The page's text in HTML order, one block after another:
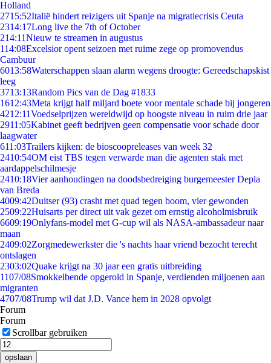
Holland
2715:52Italië hindert reizigers uit Spanje na migratiecrisis Ceuta
2314:17Long live the 7th of October
214:11Nieuw te streamen in augustus
114:08Excelsior opent seizoen met ruime zege op promovendus
Cambuur
6013:58Waterschappen slaan alarm wegens droogte: Gereedschapskist
leeg
3713:13Random Pics van de Dag #1833
1612:43Meta krijgt half miljard boete voor mentale schade bij jongeren
4212:11Voedselprijzen wereldwijd op hoogste niveau in ruim drie jaar
2911:05Kabinet geeft bedrijven geen compensatie voor schade door
laagwater
611:03Trailers kijken: de bioscoopreleases van week 32
2410:54OM eist TBS tegen verwarde man die agenten stak met
aardappelschilmesje
2410:18Vier aanhoudingen na doodsbedreiging burgemeester Depla
van Breda
4009:42Duitser (93) crasht met quad tegen boom, vier gewonden
2509:22Huisarts per direct uit vak gezet om ernstig alcoholmisbruik
6609:19Onlyfans-model met G-cup wil als NASA-ambassadeur naar
maan
2409:02Zorgmedewerkster die 's nachts haar vriend bezocht terecht
ontslagen
2303:02Quake krijgt na 30 jaar een gratis uitbreiding
1107/08Smokkelbende opgerold in Spanje, verdienden miljoenen aan
migranten
4707/08Trump wil dat J.D. Vance hem in 2028 opvolgt
Forum
Forum
Scrollbar gebruiken
opslaan